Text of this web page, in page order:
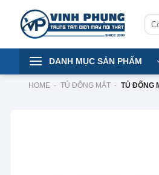
content
Tìm
kiếm:
DANH MỤC SẢN PHẨM
HOME - TỦ ĐÔNG MÁT - TỦ ĐÔNG